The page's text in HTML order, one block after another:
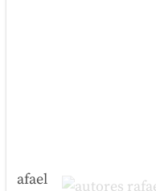
afael